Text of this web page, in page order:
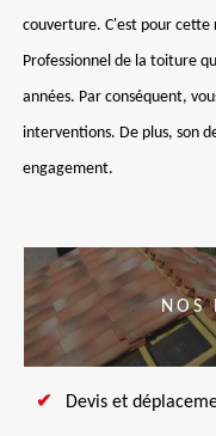
couverture. C'est pour cette
Professionnel de la toiture
années. Par conséquent,
interventions. De plus, son
engagement.
NOS
Devis et